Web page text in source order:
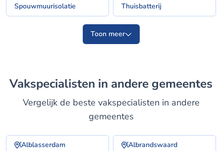
Spouwmuurisolatie Thuisbatterij
Toon meer
Vakspecialisten in andere gemeentes
Vergelijk de beste vakspecialisten in andere
gemeentes
Alblasserdam Albrandswaard